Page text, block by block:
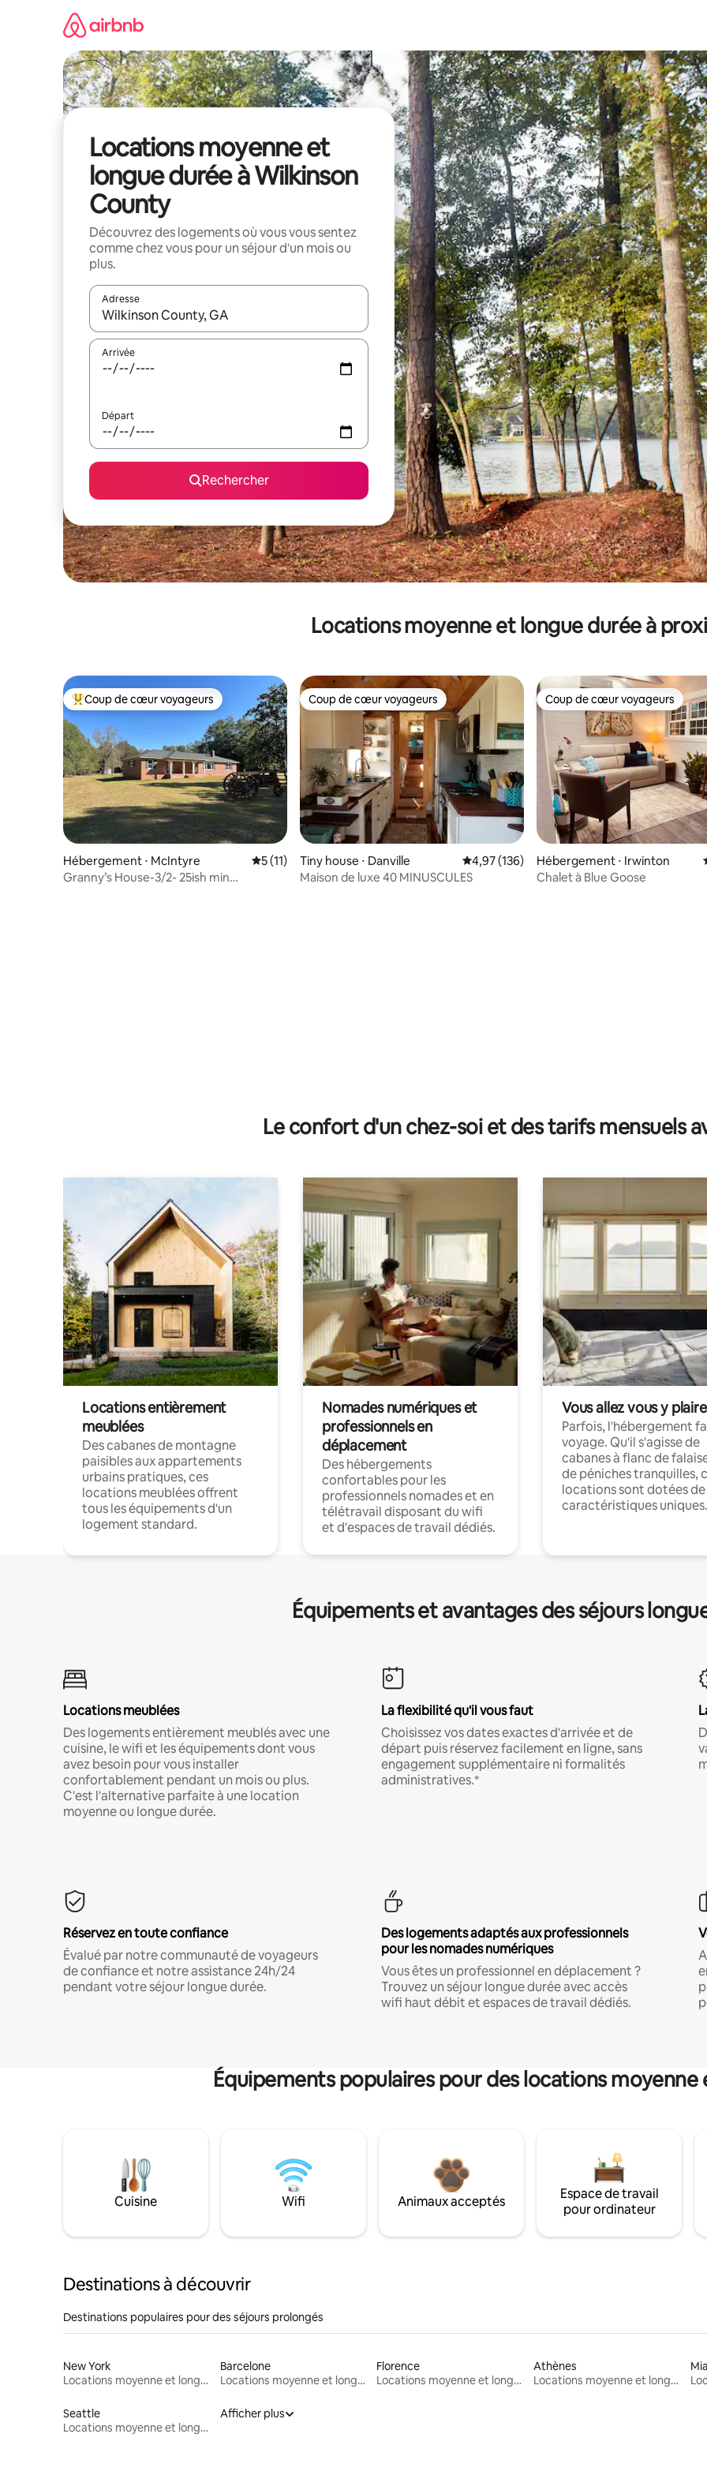
Locations moyenne et
longue durée à Wilkinson
County
Découvrez des logements où vous vous sentez
comme chez vous pour un séjour d'un mois ou
plus.
Adresse
Lorsque les résultats s'affichent, utilisez les flèches vers le haut et vers le bas pour les parcourir ou en appuyant et en
Arrivée
Départ
Rechercher
Locations moyenne et longue durée à
Coups de cœur voyageurs les plus appréciés
Coup de cœur voyageurs
Hébergement ⋅ McIntyre Évaluation moyenne sur la base de 11 commentaires : 5 sur 5
5 (11)
Granny’s House-3/2- 25ish min
Coup de cœur voyageurs
Coup de cœur voyageurs
Tiny house ⋅ Danville Évaluation moyenne sur la base de 136
4,97 (136)
Maison de luxe 40 MINUSCULES
Coup de cœur voyageurs
Coup de cœur voyageurs
Hébergement ⋅ Irwinton
Chalet à Blue Goose
Le confort d'un chez-soi et des tarifs mensuels
Locations entièrement
meublées
Des cabanes de montagne
paisibles aux appartements
urbains pratiques, ces
locations meublées offrent
tous les équipements d'un
logement standard.
Nomades numériques et
professionnels en
déplacement
Des hébergements
confortables pour les
professionnels nomades et en
télétravail disposant du wifi
et d'espaces de travail dédiés.
Vous allez vous y plaire
Parfois, l'hébergement
voyage. Qu'il s'agisse de
cabanes à flanc de
de péniches tranquilles,
locations sont dotées de
caractéristiques uniques.
Équipements et avantages des séjours
Locations meublées
Des logements entièrement meublés avec une
cuisine, le wifi et les équipements dont vous
avez besoin pour vous installer
confortablement pendant un mois ou plus.
C'est l'alternative parfaite à une location
moyenne ou longue durée.
La flexibilité qu'il vous faut
Choisissez vos dates exactes d'arrivée et de
départ puis réservez facilement en ligne, sans
engagement supplémentaire ni formalités
administratives.*
Réservez en toute confiance
Évalué par notre communauté de voyageurs
de confiance et notre assistance 24h/24
pendant votre séjour longue durée.
Des logements adaptés aux professionnels
pour les nomades numériques
Vous êtes un professionnel en déplacement ?
Trouvez un séjour longue durée avec accès
wifi haut débit et espaces de travail dédiés.
Équipements populaires pour des locations
Cuisine Wifi Animaux acceptés
Espace de travail
pour ordinateur
Destinations à découvrir
Destinations populaires pour des séjours prolongés
New York
Locations moyenne et longue durée
Barcelone
Locations moyenne et longue durée
Florence
Locations moyenne et longue durée
Athènes
Locations moyenne et longue durée
Seattle
Locations moyenne et longue durée
Afficher plus